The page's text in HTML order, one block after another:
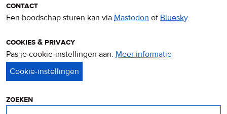
contact
Een boodschap sturen kan via Mastodon ofBluesky.
cookies & privacy
Pas je cookie-instellingen aan. Meer informatie
zoeken